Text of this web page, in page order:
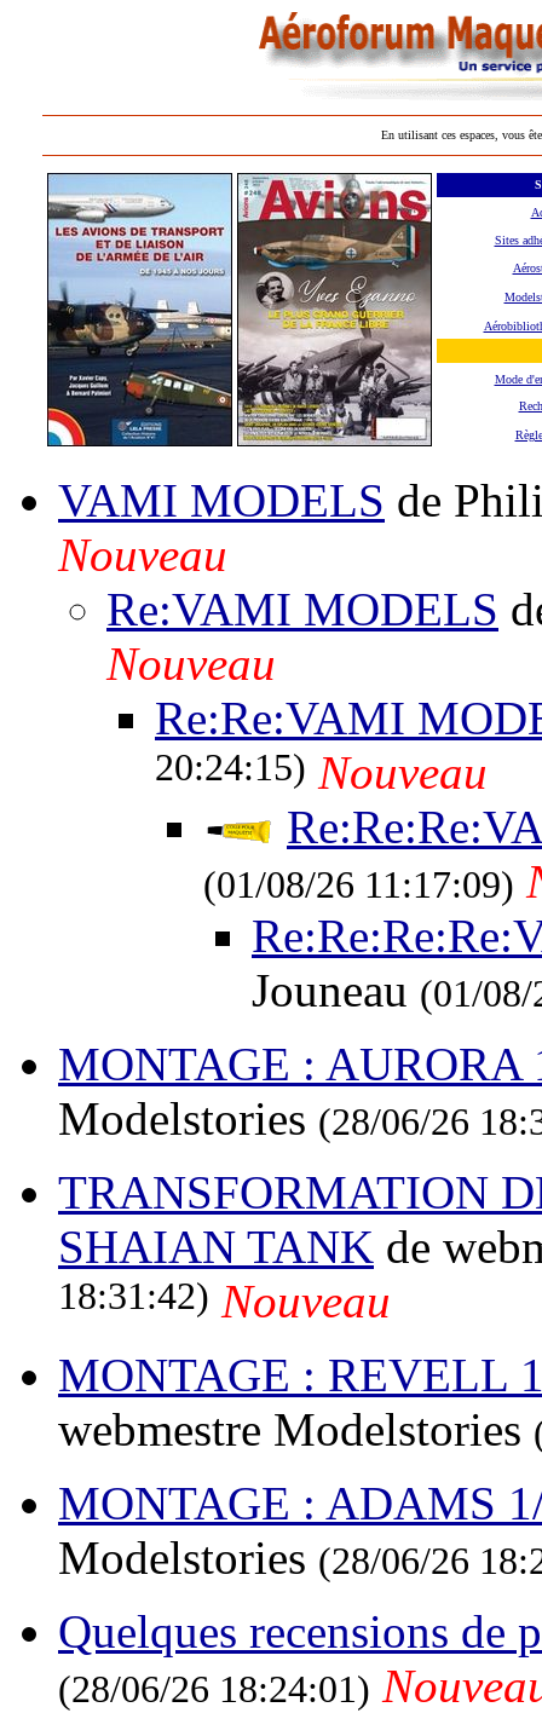
En utilisant ces espaces, vous
Sites
Mode
VAMI MODELS de
Nouveau
Re:VAMI MODELS
Nouveau
Re:Re:VAMI
20:24:15) Nouveau
(01/08/26 11:17:09)
Jouneau (01/08/
MONTAGE : AURORA
Modelstories (28/06/26
TRANSFORMATION
SHAIAN TANK de
18:31:42) Nouveau
MONTAGE : REVELL
webmestre Modelstories
MONTAGE : ADAMS
Modelstories (28/06/26
Quelques recensions de
(28/06/26 18:24:01)